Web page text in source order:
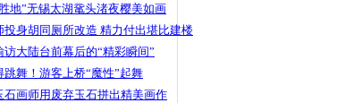
地”无锡太湖鼋头渚夜樱美如画
投身胡同厕所改造 精力付出堪比建楼
访大陆台前幕后的“精彩瞬间”
跳舞！游客上桥“魔性”起舞
石画师用废弃玉石拼出精美画作